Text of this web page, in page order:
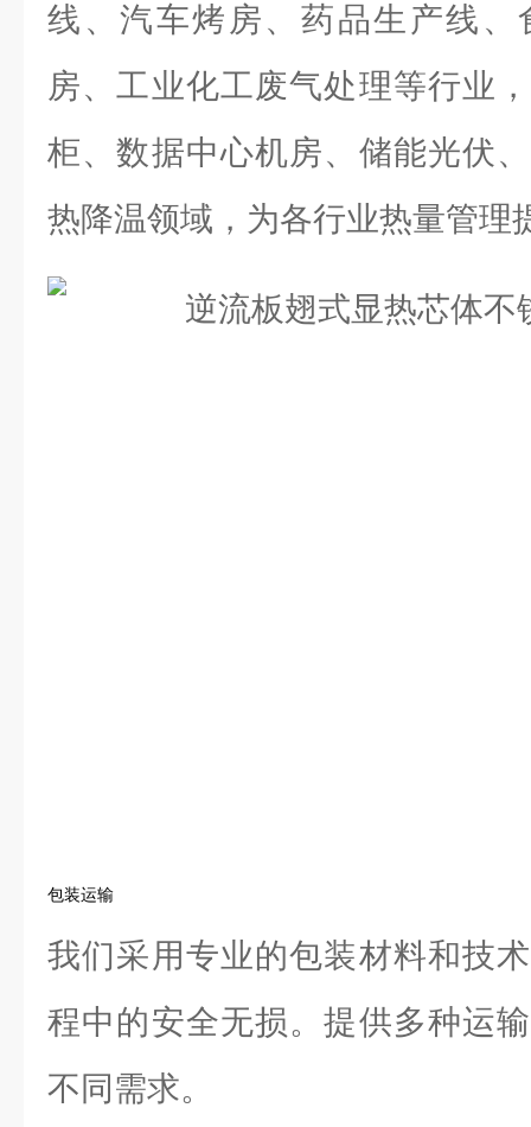
线、汽车烤房、药品生产线、
房、工业化工废气处理等行业
柜、数据中心机房、储能光伏
热降温领域，为各行业热量管理
包装运输
我们采用专业的包装材料和技
程中的安全无损。提供多种运
不同需求。